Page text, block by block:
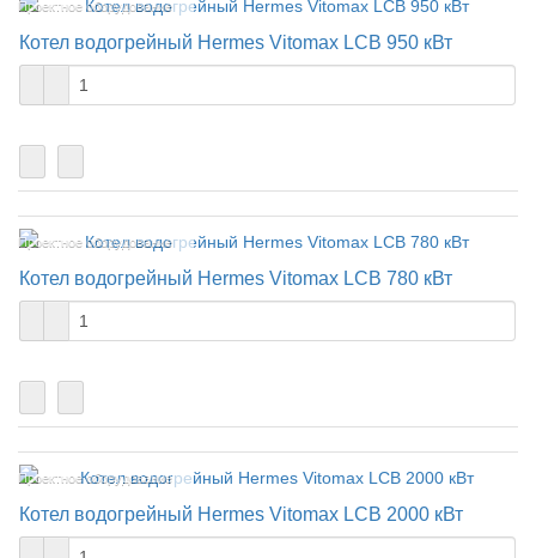
Проектное оборудование
Котел водогрейный Hermes Vitomax LCB 950 кВт
Проектное оборудование
Котел водогрейный Hermes Vitomax LCB 780 кВт
Проектное оборудование
Котел водогрейный Hermes Vitomax LCB 2000 кВт